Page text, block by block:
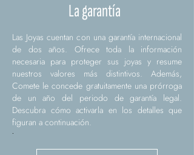
La garantía
Las Joyas cuentan con una garantía internacional
de dos años. Ofrece toda la información
necesaria para proteger sus joyas y resume
nuestros valores más distintivos. Además,
Comete le concede gratuitamente una prórroga
de un año del periodo de garantía legal.
Descubra cómo activarla en los detalles que
figuran a continuación.